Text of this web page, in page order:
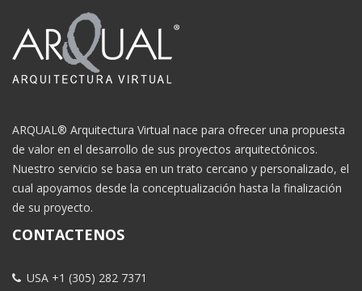
ARQUAL® Arquitectura Virtual nace para ofrecer una propuesta
de valor en el desarrollo de sus proyectos arquitectónicos.
Nuestro servicio se basa en un trato cercano y personalizado, el
cual apoyamos desde la conceptualización hasta la finalización
de su proyecto.
CONTACTENOS
USA +1 (305) 282 7371